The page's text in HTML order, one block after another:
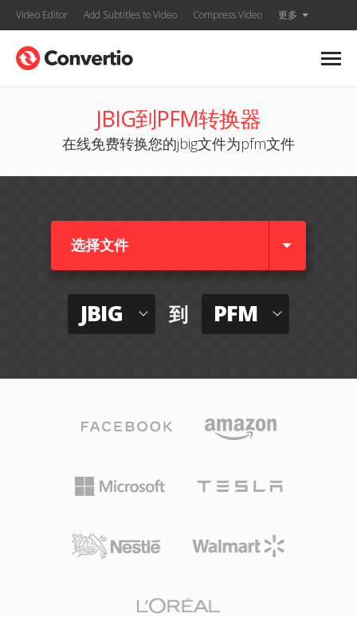
Video Editor Add Subtitles to Video Compress Video 更多
JBIG到PFM转换器
在线免费转换您的jbig文件为pfm文件
选择文件
JBIG 到 PFM